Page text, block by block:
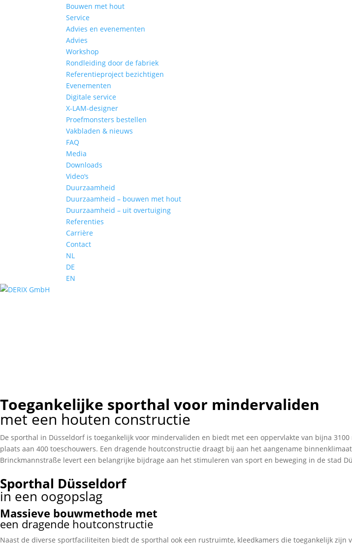
Bouwen met hout
Service
Advies en evenementen
Advies
Workshop
Rondleiding door de fabriek
Referentieproject bezichtigen
Evenementen
Digitale service
X-LAM-designer
Proefmonsters bestellen
Vakbladen & nieuws
FAQ
Media
Downloads
Video‘s
Duurzaamheid
Duurzaamheid – bouwen met hout
Duurzaamheid – uit overtuiging
Referenties
Carrière
Contact
NL
DE
EN
Toegankelijke sporthal voor mindervaliden
met een houten constructie
De sporthal in Düsseldorf is toegankelijk voor mindervaliden en biedt met een oppervlakte van bijna
plaats aan 400 toeschouwers. Een dragende houtconstructie draagt bij aan het aangename
Brinckmannstraße levert een belangrijke bijdrage aan het stimuleren van sport en beweging in de stad
Sporthal Düsseldorf
in een oogopslag
Massieve bouwmethode met
een dragende houtconstructie
Naast de diverse sportfaciliteiten biedt de sporthal ook een rustruimte, kleedkamers die toegankelijk